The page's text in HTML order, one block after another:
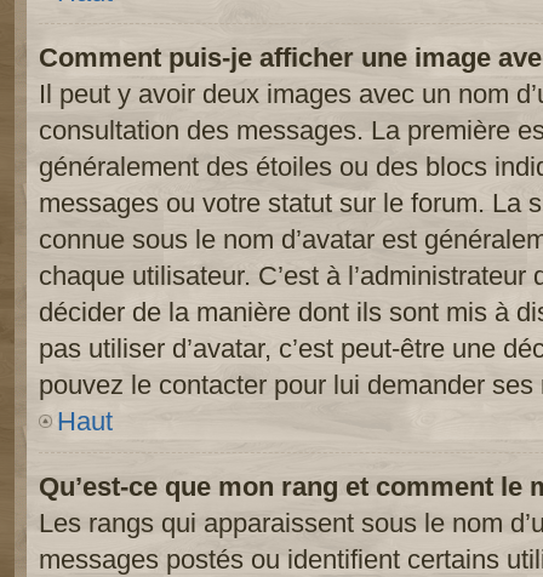
Comment puis-je afficher une image
Il peut y avoir deux images avec un nom
consultation des messages. La première
généralement des étoiles ou des blocs
messages ou votre statut sur le forum. La
connue sous le nom d’avatar est
chaque utilisateur. C’est à l’administrateur
décider de la manière dont ils sont mis à
pas utiliser d’avatar, c’est peut-être une
pouvez le contacter pour lui demander ses
Haut
Qu’est-ce que mon rang et comment le
Les rangs qui apparaissent sous le nom
messages postés ou identifient certains